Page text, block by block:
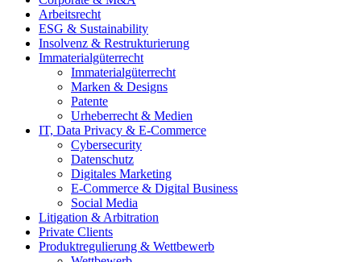
Arbeitsrecht
ESG & Sustainability
Insolvenz & Restrukturierung
Immaterialgüterrecht
Immaterialgüterrecht
Marken & Designs
Patente
Urheberrecht & Medien
IT, Data Privacy & E-Commerce
Cybersecurity
Datenschutz
Digitales Marketing
E-Commerce & Digital Business
Social Media
Litigation & Arbitration
Private Clients
Produktregulierung & Wettbewerb